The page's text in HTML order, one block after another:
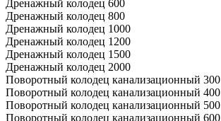
Дренажный колодец 600
Дренажный колодец 800
Дренажный колодец 1000
Дренажный колодец 1200
Дренажный колодец 1500
Дренажный колодец 2000
Поворотный колодец канализационный 300
Поворотный колодец канализационный 400
Поворотный колодец канализационный 500
Поворотный колодец канализационный 600